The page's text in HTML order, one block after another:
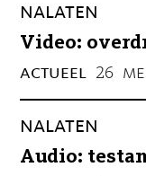
nalaten
Video:
actueel 26
nalaten
Audio: